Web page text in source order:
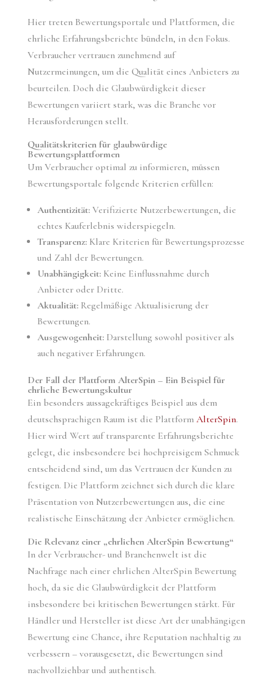
Hier treten Bewertungsportale und Plattformen, die
ehrliche Erfahrungsberichte bündeln, in den Fokus.
Verbraucher vertrauen zunehmend auf
Nutzermeinungen, um die Qualität eines Anbieters zu
beurteilen. Doch die Glaubwürdigkeit dieser
Bewertungen variiert stark, was die Branche vor
Herausforderungen stellt.
Qualitätskriterien für glaubwürdige
Bewertungsplattformen
Um Verbraucher optimal zu informieren, müssen
Bewertungsportale folgende Kriterien erfüllen:
Authentizität:Verifizierte Nutzerbewertungen, die
echtes Kauferlebnis widerspiegeln.
Transparenz:Klare Kriterien für Bewertungsprozesse
und Zahl der Bewertungen.
Unabhängigkeit:Keine Einflussnahme durch
Anbieter oder Dritte.
Aktualität:Regelmäßige Aktualisierung der
Bewertungen.
Ausgewogenheit:Darstellung sowohl positiver als
auch negativer Erfahrungen.
Der Fall der Plattform AlterSpin – Ein Beispiel für
ehrliche Bewertungskultur
Ein besonders aussagekräftiges Beispiel aus dem
deutschsprachigen Raum ist die Plattform AlterSpin.
Hier wird Wert auf transparente Erfahrungsberichte
gelegt, die insbesondere bei hochpreisigem Schmuck
entscheidend sind, um das Vertrauen der Kunden zu
festigen. Die Plattform zeichnet sich durch die klare
Präsentation von Nutzerbewertungen aus, die eine
realistische Einschätzung der Anbieter ermöglichen.
Die Relevanz einer „ehrlichen AlterSpin Bewertung“
In der Verbraucher- und Branchenwelt ist die
Nachfrage nach einer ehrlichen AlterSpin Bewertung
hoch, da sie die Glaubwürdigkeit der Plattform
insbesondere bei kritischen Bewertungen stärkt. Für
Händler und Hersteller ist diese Art der unabhängigen
Bewertung eine Chance, ihre Reputation nachhaltig zu
verbessern – vorausgesetzt, die Bewertungen sind
nachvollziehbar und authentisch.